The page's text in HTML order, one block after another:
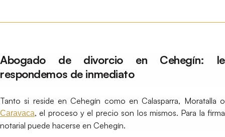
Abogado de divorcio en Cehegín: le
respondemos de inmediato
Tanto si reside en Cehegín como en Calasparra, Moratalla o
Caravaca, el proceso y el precio son los mismos. Para la firma
notarial puede hacerse en Cehegín.